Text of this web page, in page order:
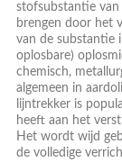
stofsubstantie van
brengen door het
van de substantie
oplosbare)
chemisch,
algemeen in
lijntrekker is
heeft aan het
Het wordt wijd
de volledige